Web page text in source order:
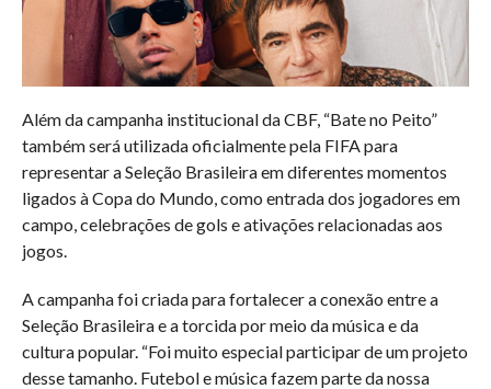
Além da campanha institucional da CBF, “Bate no Peito”
também será utilizada oficialmente pela FIFA para
representar a Seleção Brasileira em diferentes momentos
ligados à Copa do Mundo, como entrada dos jogadores em
campo, celebrações de gols e ativações relacionadas aos
jogos.
A campanha foi criada para fortalecer a conexão entre a
Seleção Brasileira e a torcida por meio da música e da
cultura popular. “Foi muito especial participar de um projeto
desse tamanho. Futebol e música fazem parte da nossa